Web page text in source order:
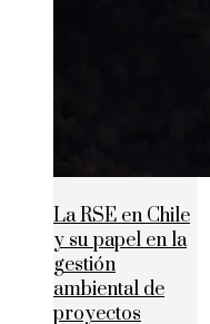
La RSE en Chile
y su papel en la
gestión
ambiental de
proyectos